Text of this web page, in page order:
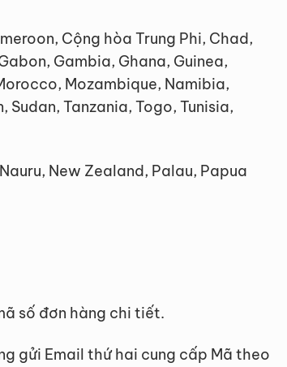
Cộng hòa Trung Phi, Chad,
Gambia, Ghana, Guinea,
Mozambique, Namibia,
Sudan, Tanzania, Togo, Tunisia,
New Zealand, Palau, Papua
số đơn hàng chi tiết.
gửi Email thứ hai cung cấp Mã theo